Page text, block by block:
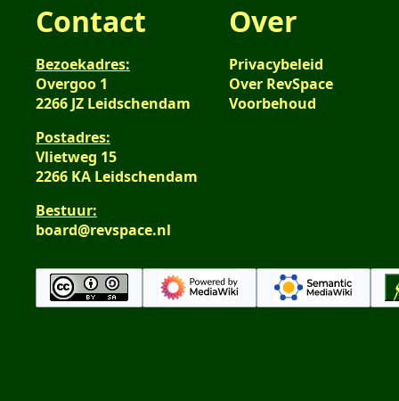
Contact
Bezoekadres:
Overgoo 1
2266 JZ Leidschendam
Postadres:
Vlietweg 15
2266 KA Leidschendam
Bestuur:
board@revspace.nl
Over
Privacybeleid
Over RevSpace
Voorbehoud